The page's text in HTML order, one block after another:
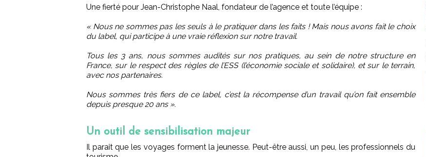
Une fierté pour Jean-Christophe Naal, fondateur de l’agence et toute l’équipe :
« Nous ne sommes pas les seuls à le pratiquer dans les faits ! Mais nous avons fait le choix
du label, qui participe à une vraie réflexion sur notre travail.
Tous les 3 ans, nous sommes audités sur nos pratiques, au sein de notre structure en
France, sur le respect des règles de l’ESS (l’économie sociale et solidaire), et sur le terrain,
avec nos partenaires.
Nous sommes très fiers de ce label, c’est la récompense d’un travail qu’on fait ensemble
depuis presque 20 ans ».
Un outil de sensibilisation majeur
Il parait que les voyages forment la jeunesse. Peut-être aussi, un peu, les professionnels du